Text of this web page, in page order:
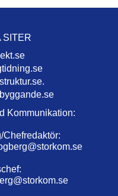
SITER
Kommunikation:
Chefredaktör: